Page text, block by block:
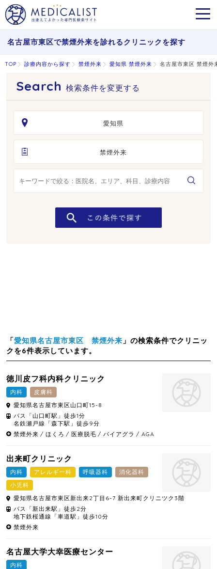
名古屋市東区で禁煙外来を診れるクリニックを探す
TOP 診療内容から探す 禁煙外来 愛知県 禁煙外来 名古屋市東区 禁煙外
検索条件を変更する
愛知県
禁煙外来
「愛知県名古屋市東区 禁煙外来 」の検索条件でクリニッ
クを6件表示しています。
徳川皮フ科内科クリニック
内科
皮膚科
愛知県名古屋市東区山口町15-8
バス「山口町駅」徒歩1分
名鉄瀬戸線「森下駅」徒歩9分
禁煙外来
ほくろ 医療脱毛 バイアグラ AGA
出来町クリニック
内科 アレルギー科 呼吸器科
消化器科
小児科
愛知県名古屋市東区新出来2丁目6-7 新出来町クリニツク3階
バス「新出来駅」徒歩2分
地下鉄桜通線「車道駅」徒歩10分
禁煙外来
名古屋大学大幸医療センター
内科